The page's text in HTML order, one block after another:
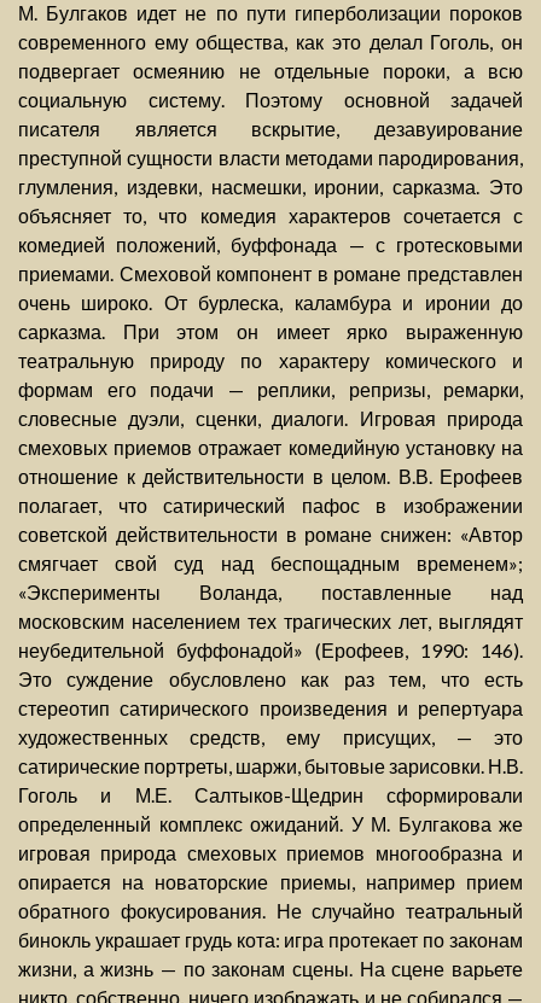
М. Булгаков идет не по пути гиперболизации пороков
современного ему общества, как это делал Гоголь, он
подвергает осмеянию не отдельные пороки, а всю
социальную систему. Поэтому основной задачей
писателя является вскрытие, дезавуирование
преступной сущности власти методами пародирования,
глумления, издевки, насмешки, иронии, сарказма. Это
объясняет то, что комедия характеров сочетается с
комедией положений, буффонада — с гротесковыми
приемами. Смеховой компонент в романе представлен
очень широко. От бурлеска, каламбура и иронии до
сарказма. При этом он имеет ярко выраженную
театральную природу по характеру комического и
формам его подачи — реплики, репризы, ремарки,
словесные дуэли, сценки, диалоги. Игровая природа
смеховых приемов отражает комедийную установку на
отношение к действительности в целом. В.В. Ерофеев
полагает, что сатирический пафос в изображении
советской действительности в романе снижен: «Автор
смягчает свой суд над беспощадным временем»;
«Эксперименты Воланда, поставленные над
московским населением тех трагических лет, выглядят
неубедительной буффонадой» (Ерофеев, 1990: 146).
Это суждение обусловлено как раз тем, что есть
стереотип сатирического произведения и репертуара
художественных средств, ему присущих, — это
сатирические портреты, шаржи, бытовые зарисовки. Н.В.
Гоголь и М.Е. Салтыков-Щедрин сформировали
определенный комплекс ожиданий. У М. Булгакова же
игровая природа смеховых приемов многообразна и
опирается на новаторские приемы, например прием
обратного фокусирования. Не случайно театральный
бинокль украшает грудь кота: игра протекает по законам
жизни, а жизнь — по законам сцены. На сцене варьете
никто, собственно, ничего изображать и не собирался —